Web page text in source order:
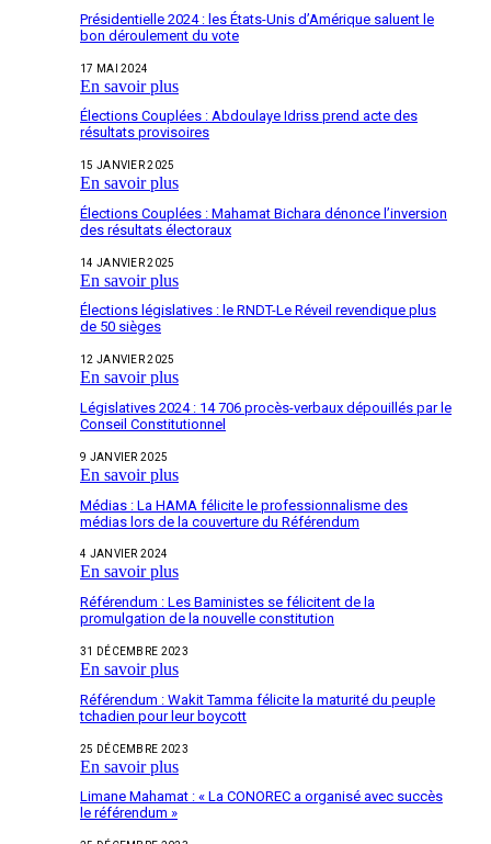
Présidentielle 2024 : les États-Unis d’Amérique saluent le
bon déroulement du vote
17 MAI 2024
En savoir plus
Élections Couplées : Abdoulaye Idriss prend acte des
résultats provisoires
15 JANVIER 2025
En savoir plus
Élections Couplées : Mahamat Bichara dénonce l’inversion
des résultats électoraux
14 JANVIER 2025
En savoir plus
Élections législatives : le RNDT-Le Réveil revendique plus
de 50 sièges
12 JANVIER 2025
En savoir plus
Législatives 2024 : 14 706 procès-verbaux dépouillés par le
Conseil Constitutionnel
9 JANVIER 2025
En savoir plus
Médias : La HAMA félicite le professionnalisme des
médias lors de la couverture du Référendum
4 JANVIER 2024
En savoir plus
Référendum : Les Baministes se félicitent de la
promulgation de la nouvelle constitution
31 DÉCEMBRE 2023
En savoir plus
Référendum : Wakit Tamma félicite la maturité du peuple
tchadien pour leur boycott
25 DÉCEMBRE 2023
En savoir plus
Limane Mahamat : « La CONOREC a organisé avec succès
le référendum »